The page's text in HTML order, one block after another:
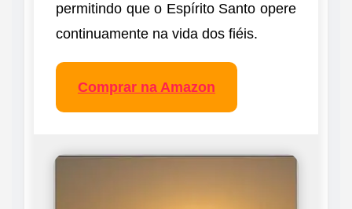
permitindo que o Espírito Santo opere
continuamente na vida dos fiéis.
Comprar na Amazon